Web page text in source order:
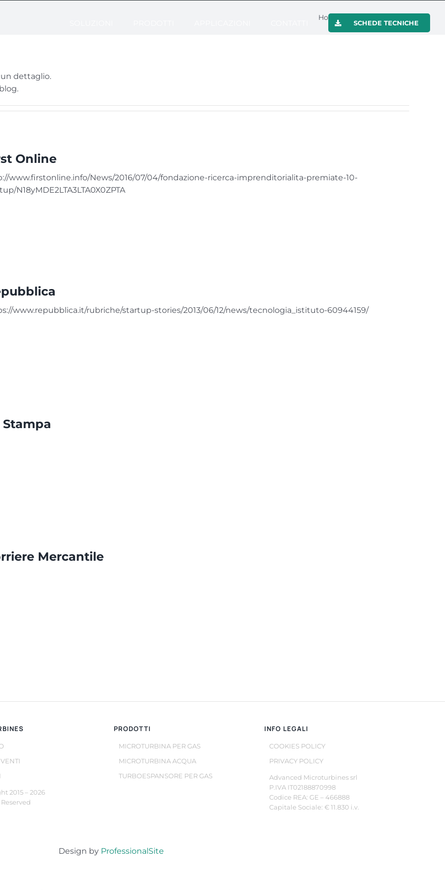
SCHEDE TECNICHE
Home
dettaglio.
Online
www.firstonline.info/News/2016/07/04/fondazione-ricerca-imprenditorialita-premiate-10-
N18yMDE2LTA3LTA0X0ZPTA
www.repubblica.it/rubriche/startup-stories/2013/06/12/news/tecnologia_istituto-60944159/
Stampa
Mercantile
2015 – 2026
PRODOTTI
MICROTURBINA PER GAS
MICROTURBINA ACQUA
TURBOESPANSORE PER GAS
INFO LEGALI
COOKIES POLICY
PRIVACY POLICY
Advanced Microturbines srl
P.IVA IT02188870998
Codice REA: GE – 466888
Capitale Sociale: € 11.830 i.v.
Design by ProfessionalSite